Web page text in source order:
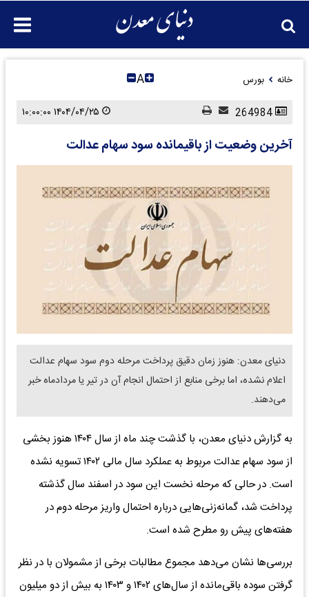
خانه بورس A
آخرین وضعیت از باقیمانده سود سهام عدالت
دنیای معدن: هنوز زمان دقیق پرداخت مرحله دوم سود سهام عدالت
اعلام نشده، اما برخی منابع از احتمال انجام آن در تیر یا مردادماه خبر
می‌دهند.
به گزارش دنیای معدن، با گذشت چند ماه از سال ۱۴۰۴ هنوز بخشی
از سود سهام عدالت مربوط به عملکرد سال مالی ۱۴۰۲ تسویه نشده
است. در حالی که مرحله نخست این سود در اسفند سال گذشته
پرداخت شد، گمانه‌زنی‌هایی درباره احتمال واریز مرحله دوم در
هفته‌های پیش رو مطرح شده است.
بررسی‌ها نشان می‌دهد مجموع مطالبات برخی از مشمولان با در نظر
گرفتن سوده باقی‌مانده از سال‌های ۱۴۰۲ و ۱۴۰۳ به بیش از دو میلیون